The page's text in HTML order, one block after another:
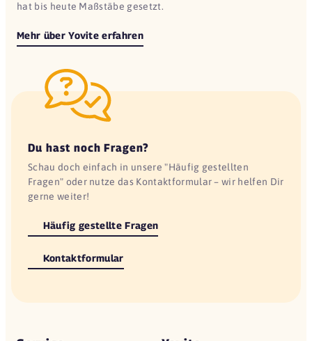
hat bis heute Maßstäbe gesetzt.
Mehr über Yovite erfahren
Du hast noch Fragen?
Schau doch einfach in unsere "Häufig gestellten
Fragen" oder nutze das Kontaktformular – wir helfen Dir
gerne weiter!
Häufig gestellte Fragen
Kontaktformular